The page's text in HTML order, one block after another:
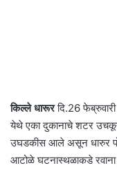
किल्ले धारूरदि.26
येथे एका दुकानाचे शटर
उघडकीस आले असून धारुर
आटोळे घटनास्थळाकडे